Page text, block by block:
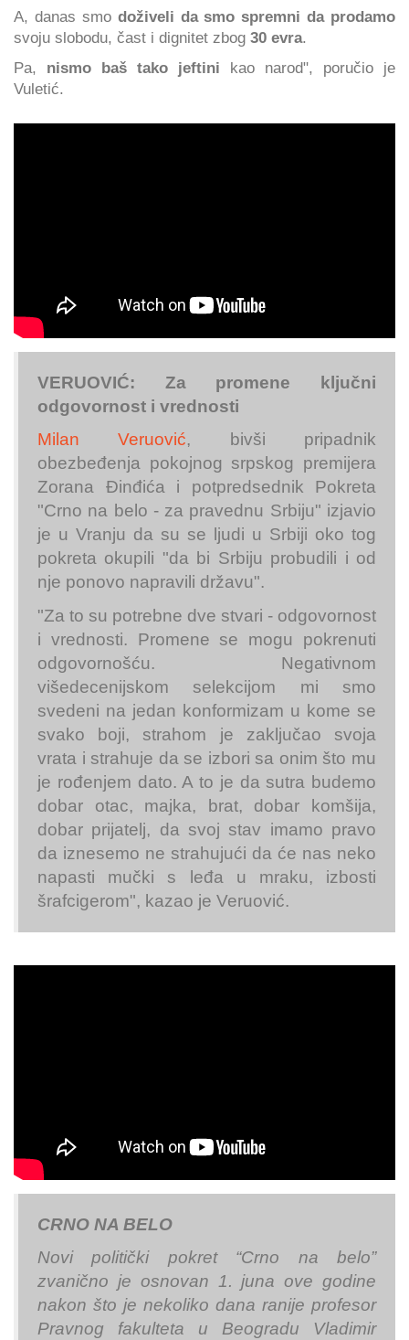
A, danas smo doživeli da smo spremni da prodamo
svoju slobodu, čast i dignitet zbog 30 evra.
Pa, nismo baš tako jeftini kao narod", poručio je
Vuletić.
VERUOVIĆ: Za promene ključni
odgovornost i vrednosti
Milan Veruović, bivši pripadnik
obezbeđenja pokojnog srpskog premijera
Zorana Đinđića i potpredsednik Pokreta
"Crno na belo - za pravednu Srbiju" izjavio
je u Vranju da su se ljudi u Srbiji oko tog
pokreta okupili "da bi Srbiju probudili i od
nje ponovo napravili državu".
"Za to su potrebne dve stvari - odgovornost
i vrednosti. Promene se mogu pokrenuti
odgovornošću. Negativnom
višedecenijskom selekcijom mi smo
svedeni na jedan konformizam u kome se
svako boji, strahom je zaključao svoja
vrata i strahuje da se izbori sa onim što mu
je rođenjem dato. A to je da sutra budemo
dobar otac, majka, brat, dobar komšija,
dobar prijatelj, da svoj stav imamo pravo
da iznesemo ne strahujući da će nas neko
napasti mučki s leđa u mraku, izbosti
šrafcigerom", kazao je Veruović.
CRNO NA BELO
Novi politički pokret “Crno na belo”
zvanično je osnovan 1. juna ove godine
nakon što je nekoliko dana ranije profesor
Pravnog fakulteta u Beogradu Vladimir